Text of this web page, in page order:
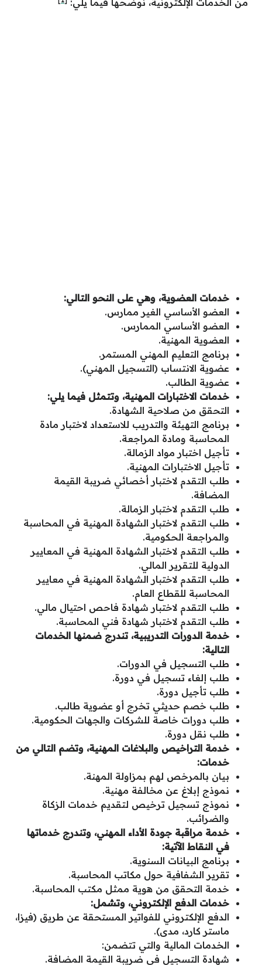
من الخدمات الإلكترونية، نوضحها فيما يلي:
خدمات العضوية، وهي على النحو التالي:
العضو الأساسي الغير ممارس.
العضو الأساسي الممارس.
العضوية المهنية.
برنامج التعليم المهني المستمر.
عضوية الانتساب (التسجيل المهني).
عضوية الطالب.
خدمات الاختبارات المهنية، وتتمثل فيما يلي:
التحقق من صلاحية الشهادة.
برنامج التهيئة والتدريب للاستعداد لاختبار مادة
المحاسبة ومادة المراجعة.
تأجيل اختبار مواد الزمالة.
تأجيل الاختبارات المهنية.
طلب التقدم لاختبار أخصائي ضريبة القيمة
المضافة.
طلب التقدم لاختبار الزمالة.
طلب التقدم لاختبار الشهادة المهنية في المحاسبة
والمراجعة الحكومية.
طلب التقدم لاختبار الشهادة المهنية في المعايير
الدولية للتقرير المالي.
طلب التقدم لاختبار الشهادة المهنية في معايير
المحاسبة للقطاع العام.
طلب التقدم لاختبار شهادة فاحص احتيال مالي.
طلب التقدم لاختبار شهادة فني المحاسبة.
خدمة الدورات التدريبية، تندرج ضمنها الخدمات
التالية:
طلب التسجيل في الدورات.
طلب إلغاء تسجيل في دورة.
طلب تأجيل دورة.
طلب خصم حديثي تخرج أو عضوية طالب.
طلب دورات خاصة للشركات والجهات الحكومية.
طلب نقل دورة.
خدمة التراخيص والبلاغات المهنية، وتضم التالي من
خدمات:
بيان بالمرخص لهم بمزاولة المهنة.
نموذج إبلاغ عن مخالفة مهنية.
نموذج تسجيل ترخيص لتقديم خدمات الزكاة
والضرائب.
خدمة مراقبة جودة الأداء المهني، وتندرج خدماتها
في النقاط الآتية:
برنامج البيانات السنوية.
تقرير الشفافية حول مكاتب المحاسبة.
خدمة التحقق من هوية ممثل مكتب المحاسبة.
خدمات الدفع الإلكتروني، وتشمل:
الدفع الإلكتروني للفواتير المستحقة عن طريق (فيزا،
ماستر كارد، مدى).
الخدمات المالية والتي تتضمن:
شهادة التسجيل في ضريبة القيمة المضافة.